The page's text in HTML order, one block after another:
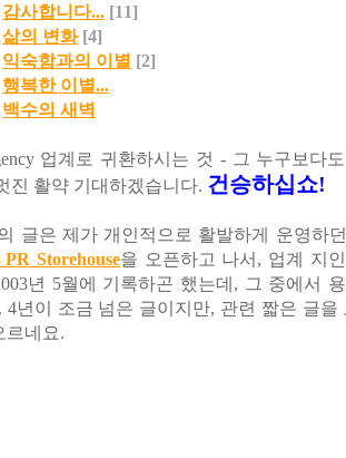
감사합니다... [11]
삶의 변화 [4]
익숙함과의 이별 [2]
행복한 이별...
백수의 새벽
업계로 귀환하시는 것 - 그 누구보다
진 활약 기대하겠습니다. 건승하십쇼!
글은 제가 개인적으로 활발하게 운영하
Storehouse을 오픈하고 나서, 업계 지
년 5월에 기록하곤 했는데, 그 중에서
4년이 조금 넘은 글이지만, 관련 짧은 글을
르네요.